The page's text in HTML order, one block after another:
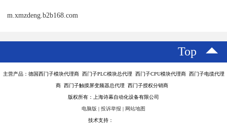
m.xmzdeng.b2b168.com
Top
主营产品：德国西门子模块代理商 西门子PLC模块总代理 西门子CPU模块代理商 西门子电缆代理
商 西门子触摸屏变频器总代理 西门子授权分销商
版权所有：上海诗幕自动化设备有限公司
电脑版 | 投诉举报 | 网站地图
技术支持：